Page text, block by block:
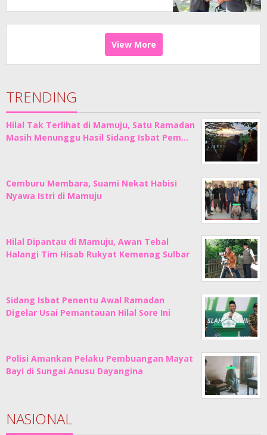
View More
TRENDING
Hilal Tak Terlihat di Mamuju, Satu Ramadan
Masih Menunggu Hasil Sidang Isbat Pem…
Cemburu Membara, Suami Nekat Habisi
Nyawa Istri di Mamuju
Hilal Dipantau di Mamuju, Awan Tebal
Halangi Tim Hisab Rukyat Kemenag Sulbar
Sidang Isbat Penentu Awal Ramadan
Digelar Usai Pemantauan Hilal Sore Ini
Polisi Amankan Pelaku Pembuangan Mayat
Bayi di Sungai Anusu Dayangina
NASIONAL